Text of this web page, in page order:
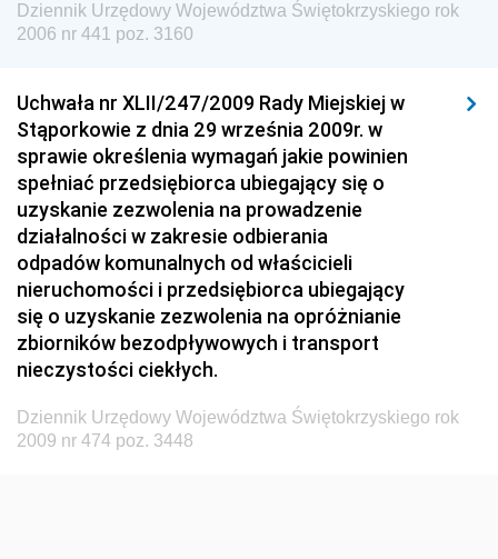
Dziennik Urzędowy Urzędu Lotnictwa Cywilnego
Dziennik Urzędowy Ministerstwa Hutnictwa i
Przemysłu Maszynowego
Dziennik Urzędowy Ministerstwa Zdrowia i Opieki
Społecznej
Dziennik Urzędowy Ministerstwa Rolnictwa, Leśnictwa
i Gospodarki Żywnościowej
Dziennik Urzędowy Ministra Spraw Wewnętrznych
Dziennik Urzędowy Ministra Transportu, Budownictwa
i Gospodarki Morskiej
Dziennik Urzędowy Ministra Administracji i Cyfryzacji
Dziennik Urzędowy Głównego Inspektora Ochrony
Dziennik Urzędowy Województwa Świętokrzyskiego rok
2006 nr 441 poz. 3160
Uchwała nr XLII/247/2009 Rady Miejskiej w
Stąporkowie z dnia 29 września 2009r. w
sprawie określenia wymagań jakie powinien
spełniać przedsiębiorca ubiegający się o
uzyskanie zezwolenia na prowadzenie
działalności w zakresie odbierania
odpadów komunalnych od właścicieli
nieruchomości i przedsiębiorca ubiegający
się o uzyskanie zezwolenia na opróżnianie
zbiorników bezodpływowych i transport
nieczystości ciekłych.
Dziennik Urzędowy Województwa Świętokrzyskiego rok
2009 nr 474 poz. 3448